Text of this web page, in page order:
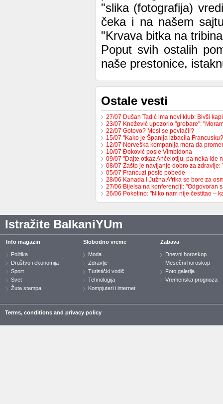
"slika (fotografija)
čeka i na našem
"Krvava bitka na
Poput svih ostalih
naše prestonice,
Ostale vesti
27/07 Dušan Tadić ima novi klub: Bivši
23/07 Knežević upozorio "grobare":
22/07 Gotovo? Mesi se povlači!?
15/07 "Kako je Španija izbacila
12/07 Norveška kompanija mora da
10/07 Đoković posle Vimbldona
09/07 "Dajte otkaz Ančelotiju, pa neka ide
08/07 Zašto je navijanje dobro za
05/07 Francuzi posle pobede
28/06 Kanada i Južna Afrika se bore za
27/06 Bijelsa na konferenciji: "Odgovoran
26/06 Poketino: "Niko nam nije čestitao –
Istražite BalkaniYUm
Info magazin
Politika
Društvo i ekonomija
Sport
Svet
Žuta stampa
Slobodno vreme
Moda
Zdravlje
Turistički vodič
Tehnologija
Kompjuteri i internet
Zabava
Dnevni horoskop
Mesečni horoskop
Foto galerija
Vremenska prognoza
Terms, conditions and privacy policy